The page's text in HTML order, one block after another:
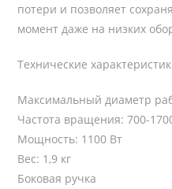
потери и позволяет
момент даже на низких
Технические
Максимальный диаметр
Частота вращения: 700-
Мощность: 1100 Вт
Вес: 1,9 кг
Боковая ручка